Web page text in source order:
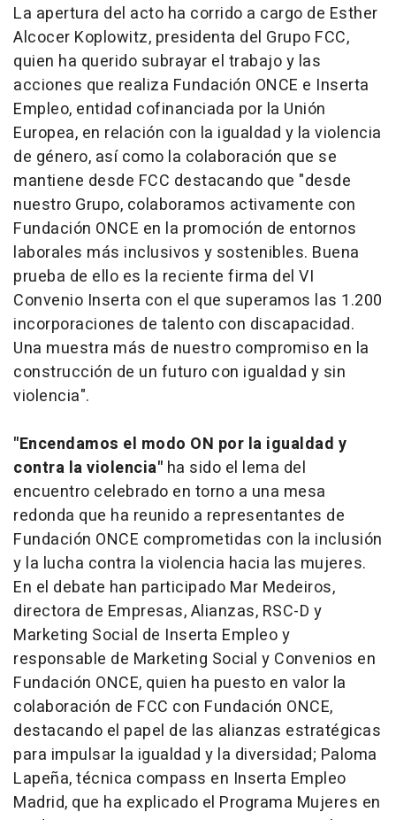
La apertura del acto ha corrido a cargo de Esther
Alcocer Koplowitz, presidenta del Grupo FCC,
quien ha querido subrayar el trabajo y las
acciones que realiza Fundación ONCE e Inserta
Empleo, entidad cofinanciada por la Unión
Europea, en relación con la igualdad y la violencia
de género, así como la colaboración que se
mantiene desde FCC destacando que "desde
nuestro Grupo, colaboramos activamente con
Fundación ONCE en la promoción de entornos
laborales más inclusivos y sostenibles. Buena
prueba de ello es la reciente firma del VI
Convenio Inserta con el que superamos las 1.200
incorporaciones de talento con discapacidad.
Una muestra más de nuestro compromiso en la
construcción de un futuro con igualdad y sin
violencia".
"Encendamos el modo ON por la igualdad y
contra la violencia" ha sido el lema del
encuentro celebrado en torno a una mesa
redonda que ha reunido a representantes de
Fundación ONCE comprometidas con la inclusión
y la lucha contra la violencia hacia las mujeres.
En el debate han participado Mar Medeiros,
directora de Empresas, Alianzas, RSC-D y
Marketing Social de Inserta Empleo y
responsable de Marketing Social y Convenios en
Fundación ONCE, quien ha puesto en valor la
colaboración de FCC con Fundación ONCE,
destacando el papel de las alianzas estratégicas
para impulsar la igualdad y la diversidad; Paloma
Lapeña, técnica compass en Inserta Empleo
Madrid, que ha explicado el Programa Mujeres en